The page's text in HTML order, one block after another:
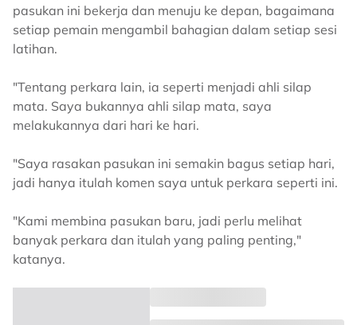
pasukan ini bekerja dan menuju ke depan, bagaimana
setiap pemain mengambil bahagian dalam setiap sesi
latihan.
"Tentang perkara lain, ia seperti menjadi ahli silap
mata. Saya bukannya ahli silap mata, saya
melakukannya dari hari ke hari.
"Saya rasakan pasukan ini semakin bagus setiap hari,
jadi hanya itulah komen saya untuk perkara seperti ini.
"Kami membina pasukan baru, jadi perlu melihat
banyak perkara dan itulah yang paling penting,"
katanya.